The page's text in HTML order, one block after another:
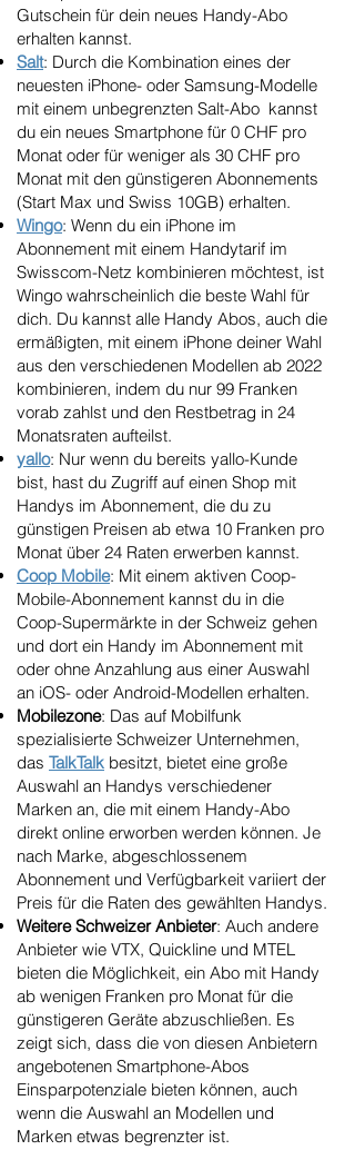
Gutschein für dein neues Handy-Abo
erhalten kannst.
Salt: Durch die Kombination eines der
neuesten iPhone- oder Samsung-Modelle
mit einem unbegrenzten Salt-Abo kannst
du ein neues Smartphone für 0 CHF pro
Monat oder für weniger als 30 CHF pro
Monat mit den günstigeren Abonnements
(Start Max und Swiss 10GB) erhalten.
Wingo: Wenn du ein iPhone im
Abonnement mit einem Handytarif im
Swisscom-Netz kombinieren möchtest, ist
Wingo wahrscheinlich die beste Wahl für
dich. Du kannst alle Handy Abos, auch die
ermäßigten, mit einem iPhone deiner Wahl
aus den verschiedenen Modellen ab 2022
kombinieren, indem du nur 99 Franken
vorab zahlst und den Restbetrag in 24
Monatsraten aufteilst.
yallo: Nur wenn du bereits yallo-Kunde
bist, hast du Zugriff auf einen Shop mit
Handys im Abonnement, die du zu
günstigen Preisen ab etwa 10 Franken pro
Monat über 24 Raten erwerben kannst.
Coop Mobile: Mit einem aktiven Coop-
Mobile-Abonnement kannst du in die
Coop-Supermärkte in der Schweiz gehen
und dort ein Handy im Abonnement mit
oder ohne Anzahlung aus einer Auswahl
an iOS- oder Android-Modellen erhalten.
Mobilezone: Das auf Mobilfunk
spezialisierte Schweizer Unternehmen,
das TalkTalk besitzt, bietet eine große
Auswahl an Handys verschiedener
Marken an, die mit einem Handy-Abo
direkt online erworben werden können. Je
nach Marke, abgeschlossenem
Abonnement und Verfügbarkeit variiert der
Preis für die Raten des gewählten Handys.
Weitere Schweizer Anbieter: Auch andere
Anbieter wie VTX, Quickline und MTEL
bieten die Möglichkeit, ein Abo mit Handy
ab wenigen Franken pro Monat für die
günstigeren Geräte abzuschließen. Es
zeigt sich, dass die von diesen Anbietern
angebotenen Smartphone-Abos
Einsparpotenziale bieten können, auch
wenn die Auswahl an Modellen und
Marken etwas begrenzter ist.